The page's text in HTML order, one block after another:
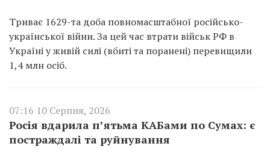
Триває 1629-та доба повномасштабної російсько-
української війни. За цей час втрати військ РФ в
Україні у живій силі (вбиті та поранені) перевищили
1,4 млн осіб.
07:16 10 Серпня, 2026
Росія вдарила п’ятьма КАБами по Сумах: є
постраждалі та руйнування